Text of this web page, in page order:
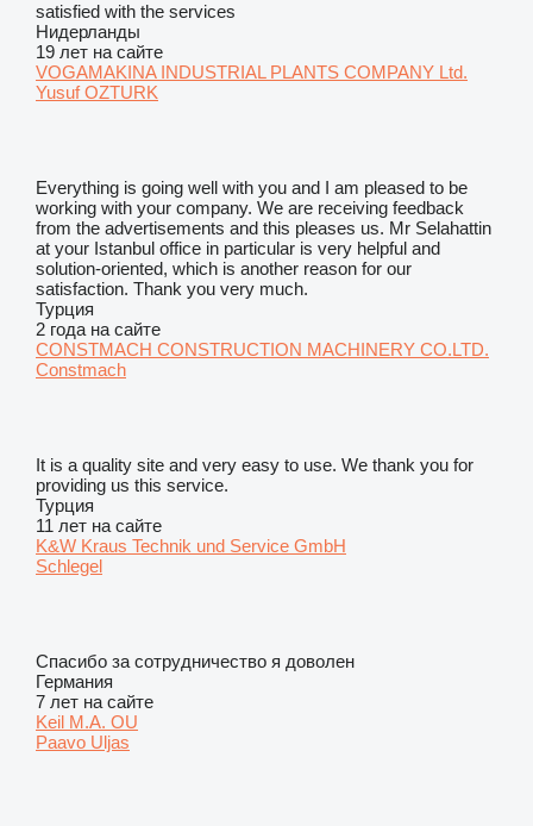
satisfied with the services
Нидерланды
19 лет на сайте
VOGAMAKINA INDUSTRIAL PLANTS COMPANY Ltd.
Yusuf OZTURK
Everything is going well with you and I am pleased to be
working with your company. We are receiving feedback
from the advertisements and this pleases us. Mr Selahattin
at your Istanbul office in particular is very helpful and
solution-oriented, which is another reason for our
satisfaction. Thank you very much.
Турция
2 года на сайте
CONSTMACH CONSTRUCTION MACHINERY CO.LTD.
Constmach
It is a quality site and very easy to use. We thank you for
providing us this service.
Турция
11 лет на сайте
K&W Kraus Technik und Service GmbH
Schlegel
Спасибо за сотрудничество я доволен
Германия
7 лет на сайте
Keil M.A. OU
Paavo Uljas